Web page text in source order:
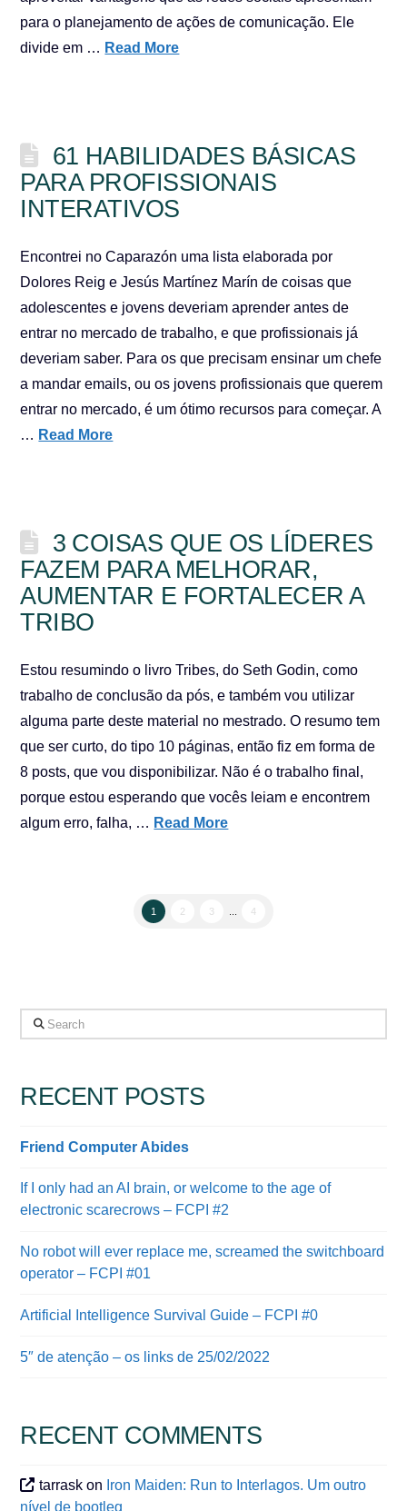
para o planejamento de ações de comunicação. Ele
divide em … Read More
61 HABILIDADES BÁSICAS
PARA PROFISSIONAIS
INTERATIVOS
Encontrei no Caparazón uma lista elaborada por
Dolores Reig e Jesús Martínez Marín de coisas que
adolescentes e jovens deveriam aprender antes de
entrar no mercado de trabalho, e que profissionais já
deveriam saber. Para os que precisam ensinar um chefe
a mandar emails, ou os jovens profissionais que querem
entrar no mercado, é um ótimo recursos para começar. A
… Read More
3 COISAS QUE OS LÍDERES
FAZEM PARA MELHORAR,
AUMENTAR E FORTALECER A
TRIBO
Estou resumindo o livro Tribes, do Seth Godin, como
trabalho de conclusão da pós, e também vou utilizar
alguma parte deste material no mestrado. O resumo tem
que ser curto, do tipo 10 páginas, então fiz em forma de
8 posts, que vou disponibilizar. Não é o trabalho final,
porque estou esperando que vocês leiam e encontrem
algum erro, falha, … Read More
1 2 3 4
Search
RECENT POSTS
Friend Computer Abides
If I only had an AI brain, or welcome to the age of
electronic scarecrows – FCPI #2
No robot will ever replace me, screamed the switchboard
operator – FCPI #01
Artificial Intelligence Survival Guide – FCPI #0
5″ de atenção – os links de 25/02/2022
RECENT COMMENTS
tarrask on Iron Maiden: Run to Interlagos. Um outro
nível de bootleg